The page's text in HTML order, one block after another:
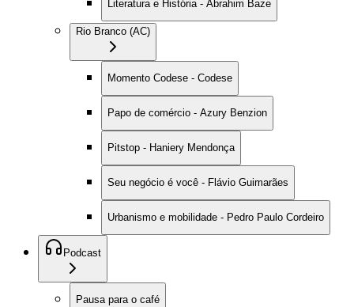
Literatura e História - Abrahim Baze
Rio Branco (AC)
Momento Codese - Codese
Papo de comércio - Azury Benzion
Pitstop - Haniery Mendonça
Seu negócio é você - Flávio Guimarães
Urbanismo e mobilidade - Pedro Paulo Cordeiro
Podcast
Pausa para o café